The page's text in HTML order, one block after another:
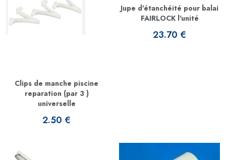
Clips de manche piscine
reparation (par 3 )
universelle
2.50 €
Jupe d'étanchéité pour balai
FAIRLOCK l'unité
23.70 €